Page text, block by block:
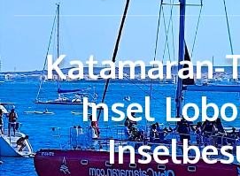
Katamaran-
Insel